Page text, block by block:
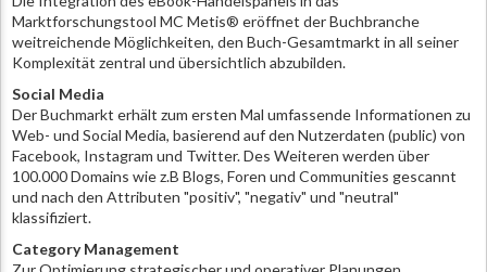
Marktforschungstool MC Metis® eröffnet der Buchbranche
weitreichende Möglichkeiten, den Buch-Gesamtmarkt in all seiner
Komplexität zentral und übersichtlich abzubilden.
Social Media
Der Buchmarkt erhält zum ersten Mal umfassende Informationen zu
Web- und Social Media, basierend auf den Nutzerdaten (public) von
Facebook, Instagram und Twitter. Des Weiteren werden über
100.000 Domains wie z.B Blogs, Foren und Communities gescannt
und nach den Attributen "positiv", "negativ" und "neutral"
klassifiziert.
Category Management